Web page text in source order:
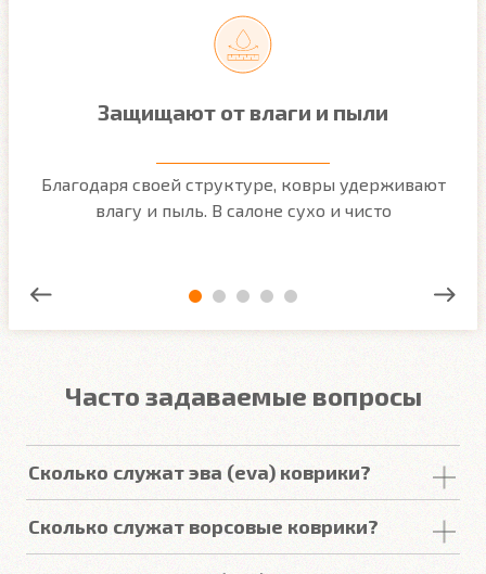
Защищают от влаги и пыли
Благодаря своей структуре, ковры удерживают
влагу и пыль. В салоне сухо и чисто
Часто задаваемые вопросы
Сколько служат эва (eva) коврики?
покрытий изЕВА в среднем составляет 2-3
.
Сколько служат ворсовые коврики?